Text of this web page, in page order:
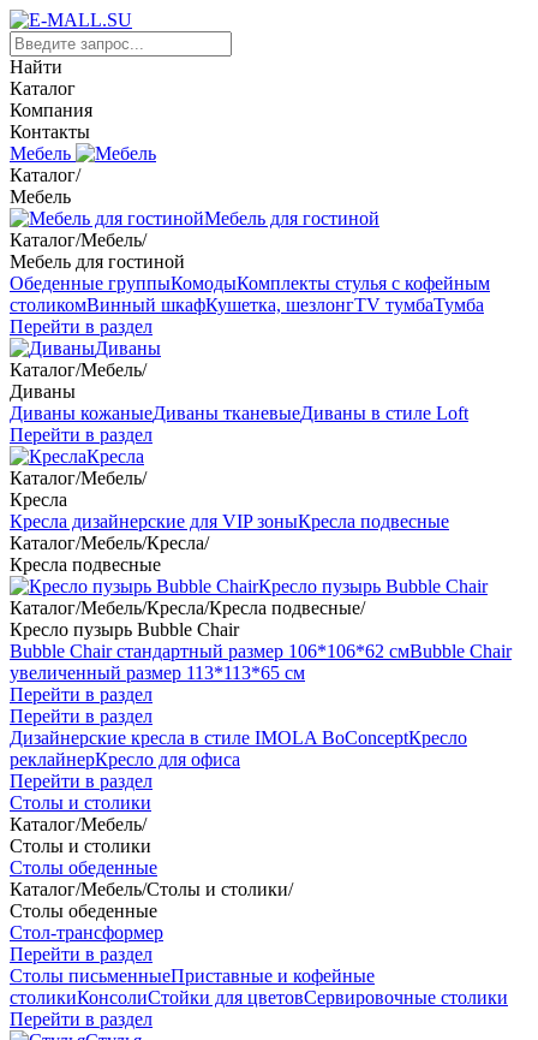
Найти
Каталог
Компания
Контакты
Мебель
Каталог/
Мебель
Мебель для гостиной
Каталог/Мебель/
Мебель для гостиной
Обеденные группыКомодыКомплекты стулья с кофейным
столикомВинный шкафКушетка, шезлонгTV тумбаТумба
Перейти в раздел
Диваны
Каталог/Мебель/
Диваны
Диваны кожаныеДиваны тканевыеДиваны в стиле Loft
Перейти в раздел
Кресла
Каталог/Мебель/
Кресла
Кресла дизайнерские для VIP зоныКресла подвесные
Каталог/Мебель/Кресла/
Кресла подвесные
Кресло пузырь Bubble Chair
Каталог/Мебель/Кресла/Кресла подвесные/
Кресло пузырь Bubble Chair
Bubble Chair стандартный размер 106*106*62 смBubble Chair
увеличенный размер 113*113*65 см
Перейти в раздел
Перейти в раздел
Дизайнерские кресла в стиле IMOLA BoConceptКресло
реклайнерКресло для офиса
Перейти в раздел
Столы и столики
Каталог/Мебель/
Столы и столики
Столы обеденные
Каталог/Мебель/Столы и столики/
Столы обеденные
Стол-трансформер
Перейти в раздел
Столы письменныеПриставные и кофейные
столикиКонсолиСтойки для цветовСервировочные столики
Перейти в раздел